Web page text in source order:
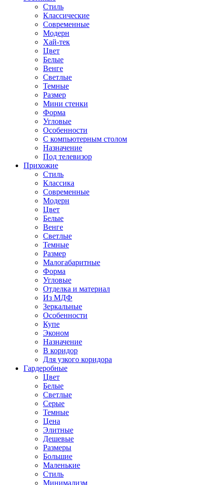
Стиль
Классические
Современные
Модерн
Хай-тек
Цвет
Белые
Венге
Светлые
Темные
Размер
Мини стенки
Форма
Угловые
Особенности
С компьютерным столом
Назначение
Под телевизор
Прихожие
Стиль
Классика
Современные
Модерн
Цвет
Белые
Венге
Светлые
Темные
Размер
Малогабаритные
Форма
Угловые
Отделка и материал
Из МДФ
Зеркальные
Особенности
Купе
Эконом
Назначение
В коридор
Для узкого коридора
Гардеробные
Цвет
Белые
Светлые
Серые
Темные
Цена
Элитные
Дешевые
Размеры
Большие
Маленькие
Стиль
Минимализм